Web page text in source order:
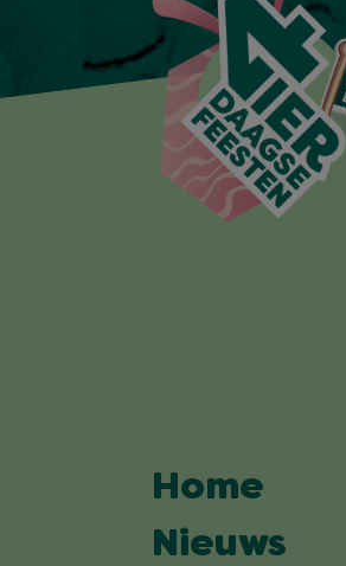
Home
Nieuws